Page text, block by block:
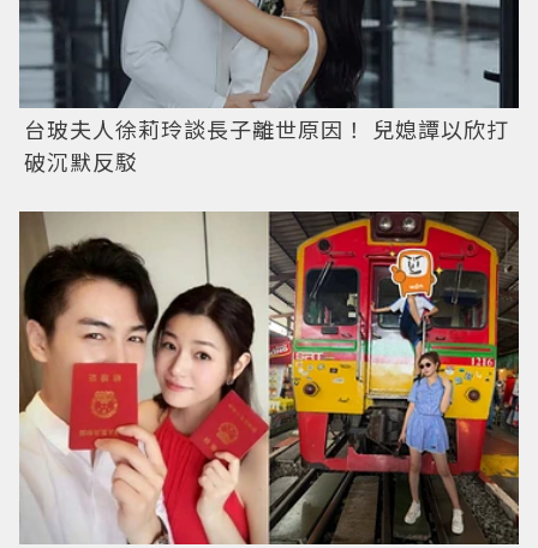
台玻夫人徐莉玲談長子離世原因！ 兒媳譚以欣打
破沉默反駁